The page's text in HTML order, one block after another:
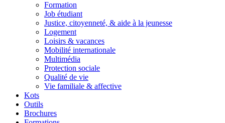
Formation
Job étudiant
Justice, citoyenneté, & aide à la jeunesse
Logement
Loisirs & vacances
Mobilité internationale
Multimédia
Protection sociale
Qualité de vie
Vie familiale & affective
Kots
Outils
Brochures